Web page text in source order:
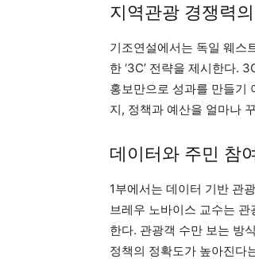
지역관광 경쟁력
기조연설에서는 독일 웨스
한 ‘3C’ 전략을 제시한다.
홍보만으로 성과를 만들기
지, 정책과 예산을 얼마나
데이터와 주민 참
1부에서는 데이터 기반 관
브레우 노바이스 교수는
한다. 관광객 수만 보는 방
정책의 정확도가 높아진다